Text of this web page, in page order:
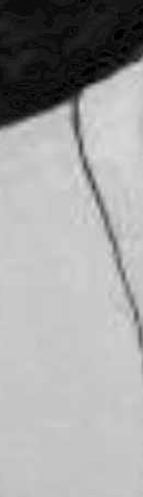
tema del
y encontrar
y pinta para
es irregular
Como
en la
es
en la